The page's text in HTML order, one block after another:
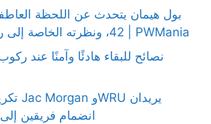
بول هيمان يتحدث عن اللحظة
42، ونظرته الخاصة إلى رومان رينز، المزيد | PWMania
نصائح للبقاء هادئًا وآمنًا عند
انضمام فريقين